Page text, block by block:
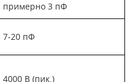
примерно 3 пФ
7-20 пФ
4000 В (пик.)